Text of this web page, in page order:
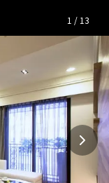
— 完整
1 / 13